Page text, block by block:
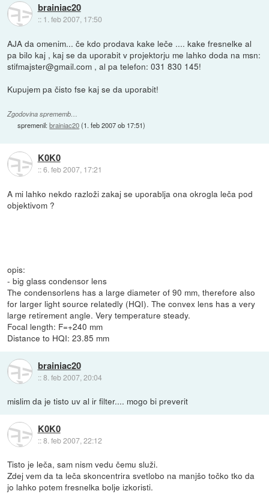
brainiac20
:: 1. feb 2007, 17:50
AJA da omenim... če kdo prodava kake leče .... kake fresnelke al
pa bilo kaj , kaj se da uporabit v projektorju me lahko doda na msn:
stifmajster@gmail.com , al pa telefon: 031 830 145!
Kupujem pa čisto fse kaj se da uporabit!
Zgodovina sprememb…
spremenil:brainiac20(1. feb 2007 ob 17:51)
K0K0
::6. feb 2007, 17:21
A mi lahko nekdo razloži zakaj se uporablja ona okrogla leča pod
objektivom ?
opis:
- big glass condensor lens
The condensorlens has a large diameter of 90 mm, therefore also
for larger light source relatedly (HQI). The convex lens has a very
large retirement angle. Very temperature steady.
Focal length: F=+240 mm
Distance to HQI: 23.85 mm
brainiac20
::8. feb 2007, 20:04
mislim da je tisto uv al ir filter.... mogo bi preverit
K0K0
::8. feb 2007, 22:12
Tisto je leča, sam nism vedu čemu služi.
Zdej vem da ta leča skoncentrira svetlobo na manjšo točko tko da
jo lahko potem fresnelka bolje izkoristi.